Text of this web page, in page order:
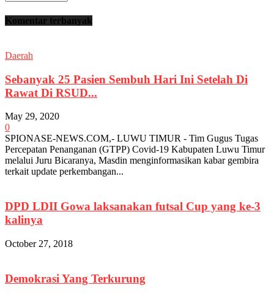
Komentar terbanyak
Daerah
Sebanyak 25 Pasien Sembuh Hari Ini Setelah Di
Rawat Di RSUD...
May 29, 2020
0
SPIONASE-NEWS.COM,- LUWU TIMUR - Tim Gugus Tugas
Percepatan Penanganan (GTPP) Covid-19 Kabupaten Luwu Timur
melalui Juru Bicaranya, Masdin menginformasikan kabar gembira
terkait update perkembangan...
DPD LDII Gowa laksanakan futsal Cup yang ke-3
kalinya
October 27, 2018
Demokrasi Yang Terkurung